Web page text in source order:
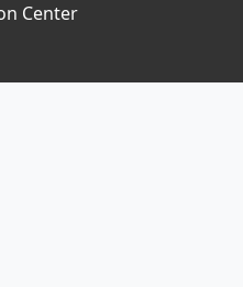
Center